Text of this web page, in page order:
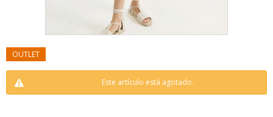
Este artículo está agotado.